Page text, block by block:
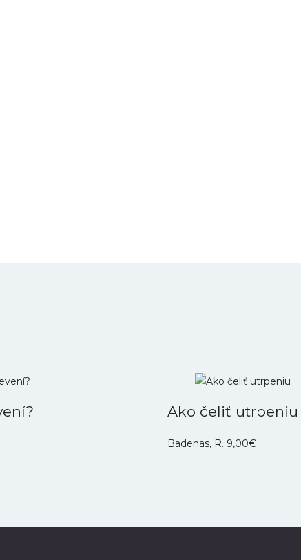
Ako čeliť utrpeniu
Badenas, R. 9,00€